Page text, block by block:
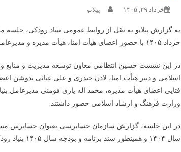
خرداد ۲۹, ۱۴۰۵ پیلانو
خرداد ۱۴۰۵ با حضور اعضای هیأت امنا، هیأت مدیره و مدیرعامل بنیاد در محل این مجموعه برگزار شد.
در این نشست حسین انتظامی معاون توسعه مدیریت و منابع
اسلامی و دبیر هیأت امنا، لادن حیدری و علی غیاثی
فتایی اعضای هیأت مدیره، محمد اله یاری فومنی
وزارت فرهنگ و ارشاد اسلامی حضور داشتند.
سال ۱۴۰۴ و همینطور سند برنامه و بودجه سال ۱۴۰۵ بنیاد رودکی مورد بررسی قرار گرفت و به تصویب اعضا رسید.